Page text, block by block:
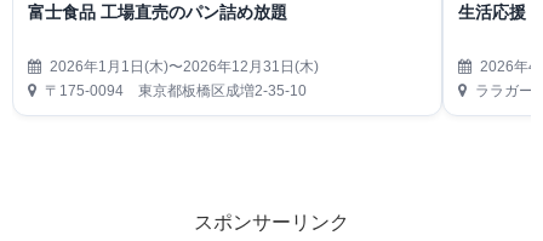
富士食品 工場直売のパン詰め放題
2026年1月1日(木)〜2026年12月31日(木)
〒175-0094 東京都板橋区成増2-35-10
生活応援
2026年4
ララガー
スポンサーリンク